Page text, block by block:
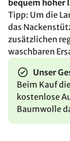
bequem höher
Tipp: Um die
das
zusätzlichen
waschbaren
Unser
Beim Kauf
kostenlose
Baumwolle